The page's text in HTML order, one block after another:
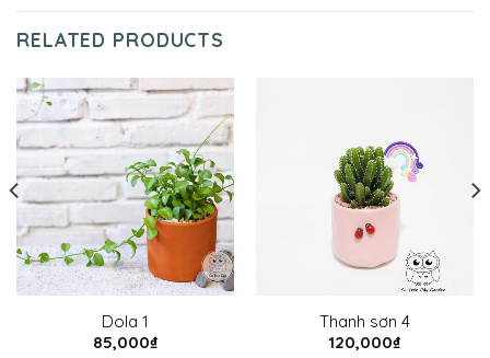
RELATED PRODUCTS
Dola 1
85,000₫
Thanh sơn 4
120,000₫